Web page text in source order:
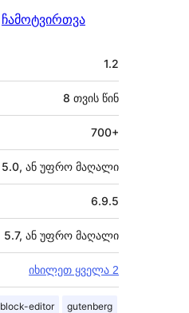
ჩამოტვირთვა
1.2
8 თვის წინ
700+
5.0, ან უფრო მაღალი
6.9.5
5.7, ან უფრო მაღალი
იხილეთ ყველა 2
block-editor gutenberg